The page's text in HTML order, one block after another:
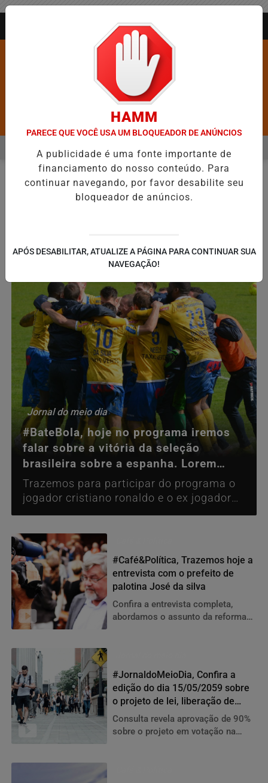
Pesquisar Notícia
DEIXA DE FIGURAR ENTRE AS CINCO CIDADES MAIS VIOLENTAS
EM ALTA
MENU
EMPODCASTS
Jornal do meio dia
#BateBola, hoje no programa iremos
falar sobre a vitória da seleção
brasileira sobre a espanha. Lorem
Ipsum is simply du
Trazemos para participar do programa o
jogador cristiano ronaldo e o ex jogador
kaka, esta edição também contará com...
#Café&Política, Trazemos hoje a
entrevista com o prefeito de
palotina José da silva
Confira a entrevista completa,
abordamos o assunto da reforma
#JornaldoMeioDia, Confira a
edição do dia 15/05/2059 sobre
o projeto de lei, liberação de
recursos e muito mais.
Consulta revela aprovação de 90%
sobre o projeto em votação na
HAMM
PARECE QUE VOCÊ USA UM BLOQUEADOR DE ANÚNCIOS
A publicidade é uma fonte importante de
financiamento do nosso conteúdo. Para
continuar navegando, por favor desabilite seu
bloqueador de anúncios.
APÓS DESABILITAR, ATUALIZE A PÁGINA PARA CONTINUAR SUA
NAVEGAÇÃO!